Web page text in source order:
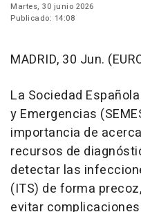
Martes, 30 junio 2026
Publicado: 14:08
MADRID, 30 Jun.
La Sociedad
y Emergencias
importancia de
recursos de
detectar las
(ITS) de forma
evitar